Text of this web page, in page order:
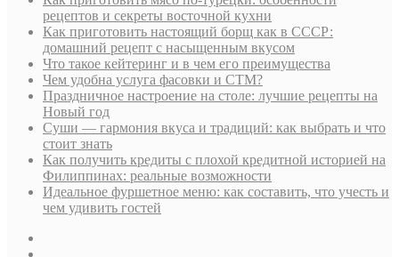
рецептов и секреты восточной кухни
Как приготовить настоящий борщ как в СССР:
домашний рецепт с насыщенным вкусом
Что такое кейтеринг и в чем его преимущества
Чем удобна услуга фасовки и СТМ?
Праздничное настроение на столе: лучшие рецепты на
Новый год
Суши — гармония вкуса и традиций: как выбрать и что
стоит знать
Как получить кредиты с плохой кредитной историей на
Филиппинах: реальные возможности
Идеальное фуршетное меню: как составить, что учесть и
чем удивить гостей